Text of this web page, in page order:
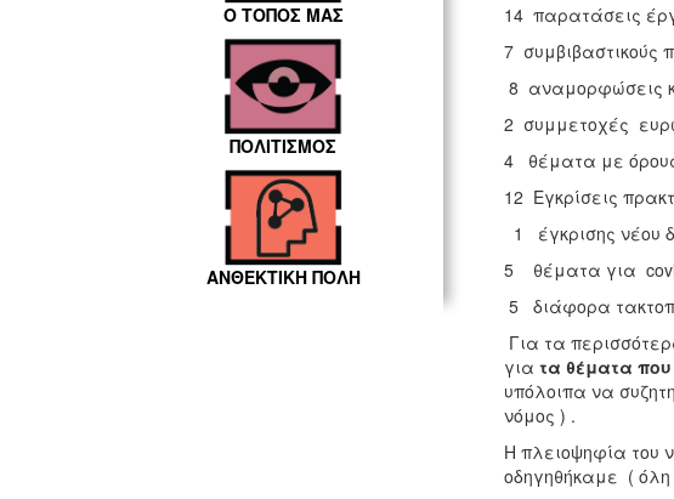
Ο ΤΟΠΟΣ ΜΑΣ
ΠΟΛΙΤΙΣΜΟΣ
ΑΝΘΕΚΤΙΚΗ ΠΟΛΗ
14 παρατάσεις
7 συμβιβαστικούς
8 αναμορφώσεις
2 συμμετοχές
4 θέματα με
12 Εγκρίσεις
1 έγκρισης νέου
5 θέματα για
5 διάφορα
Για τα
για τα θέματα
υπόλοιπα να
νόμος ) .
Η πλειοψηφία του
οδηγηθήκαμε (